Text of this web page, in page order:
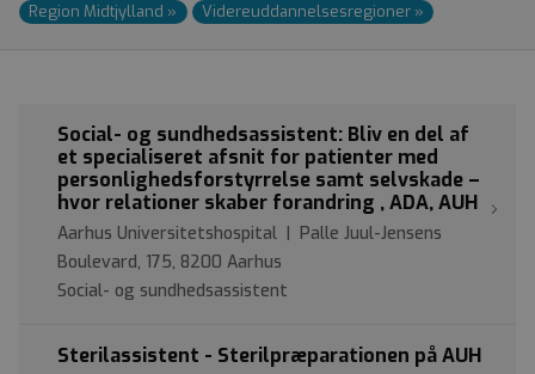
Region Midtjylland » Videre­uddannelses­regioner »
Social- og sundhedsassistent: Bliv en del af
et specialiseret afsnit for patienter med
personlighedsforstyrrelse samt selvskade –
hvor relationer skaber forandring , ADA, AUH
Aarhus Universitetshospital | Palle Juul-Jensens
Boulevard, 175, 8200 Aarhus
Social- og sundhedsassistent
Sterilassistent - Sterilpræparationen på AUH